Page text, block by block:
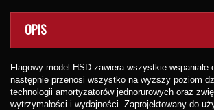
OPIS
Flagowy model HSD zawiera wszystkie wspaniałe
następnie przenosi wszystko na wyższy poziom
technologii amortyzatorów jednorurowych oraz
wytrzymałości i wydajności. Zaprojektowany do